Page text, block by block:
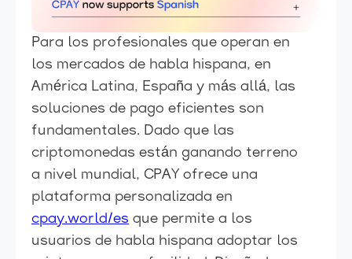
Para los profesionales que operan en
los mercados de habla hispana, en
América Latina, España y más allá, las
soluciones de pago eficientes son
fundamentales. Dado que las
criptomonedas están ganando terreno
a nivel mundial, CPAY ofrece una
plataforma personalizada en
cpay.world/es que permite a los
usuarios de habla hispana adoptar los